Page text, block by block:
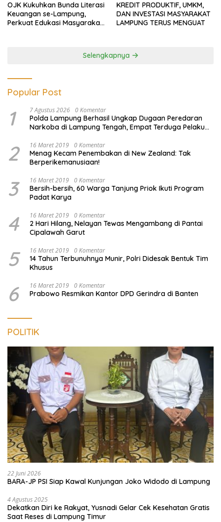
OJK Kukuhkan Bunda Literasi
Keuangan se-Lampung,
Perkuat Edukasi Masyarakat
KREDIT PRODUKTIF, UMKM,
DAN INVESTASI MASYARAKAT
LAMPUNG TERUS MENGUAT
Selengkapnya
Popular Post
1 7 Agustus 2026 0 Komentar
Polda Lampung Berhasil Ungkap Dugaan Peredaran
Narkoba di Lampung Tengah, Empat Terduga Pelaku
2 16 Maret 2019 0 Komentar
Menag Kecam Penembakan di New Zealand: Tak
Berperikemanusiaan!
3 16 Maret 2019 0 Komentar
Bersih-bersih, 60 Warga Tanjung Priok Ikuti Program
Padat Karya
4 16 Maret 2019 0 Komentar
2 Hari Hilang, Nelayan Tewas Mengambang di Pantai
Cipalawah Garut
5 16 Maret 2019 0 Komentar
14 Tahun Terbunuhnya Munir, Polri Didesak Bentuk Tim
Khusus
6 16 Maret 2019 0 Komentar
Prabowo Resmikan Kantor DPD Gerindra di Banten
POLITIK
22 Juni 2026
BARA-JP PSI Siap Kawal Kunjungan Joko Widodo di Lampung
4 Agustus 2025
Dekatkan Diri ke Rakyat, Yusnadi Gelar Cek Kesehatan Gratis
Saat Reses di Lampung Timur